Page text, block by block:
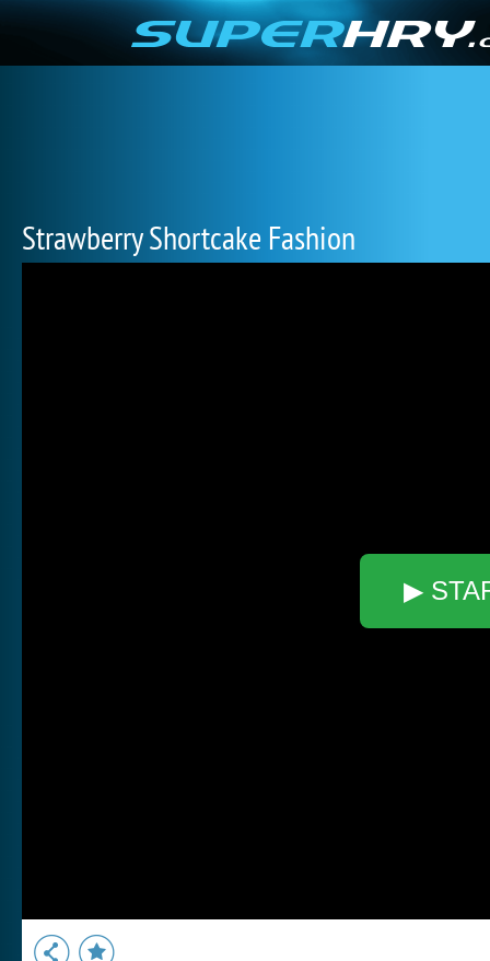
Strawberry Shortcake Fashion
▶